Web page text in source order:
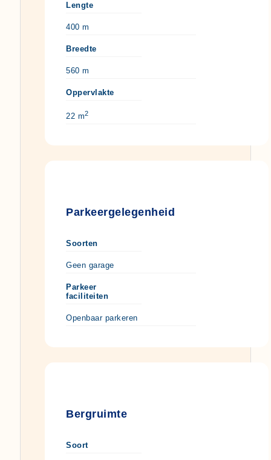
Lengte
400 m
Breedte
560 m
Oppervlakte
22 m2
Parkeergelegenheid
Soorten
Geen garage
Parkeer
faciliteiten
Openbaar parkeren
Bergruimte
Soort